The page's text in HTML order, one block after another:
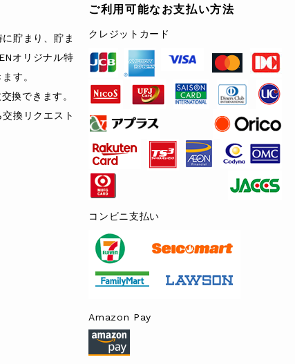
貯まり、貯ま
オリジナル特
す。
換できます。
換リクエスト
ご利用可能なお支払い方法
クレジットカード
コンビニ支払い
Amazon Pay